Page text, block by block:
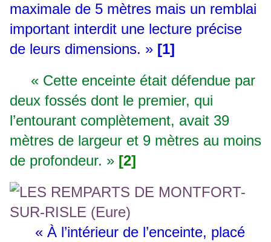
maximale de 5 mètres mais un remblai
important interdit une lecture précise
de leurs dimensions. » [1]
« Cette enceinte était défendue par
deux fossés dont le premier, qui
l’entourant complètement, avait 39
mètres de largeur et 9 mètres au moins
de profondeur. » [2]
« À l’intérieur de l’enceinte, placé